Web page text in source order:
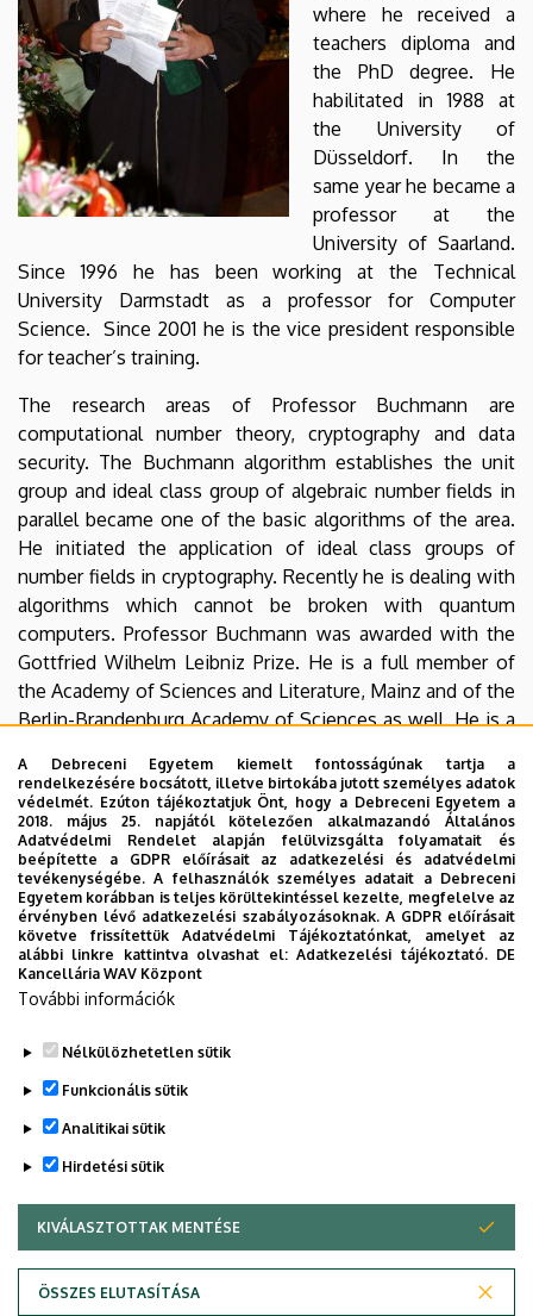
where he received a
teachers diploma and
the PhD degree. He
habilitated in 1988 at
the University of
Düsseldorf. In the
same year he became a
professor at the
University of Saarland.
Since 1996 he has been working at the Technical
University Darmstadt as a professor for Computer
Science. Since 2001 he is the vice president responsible
for teacher’s training.
The research areas of Professor Buchmann are
computational number theory, cryptography and data
security. The Buchmann algorithm establishes the unit
group and ideal class group of algebraic number fields in
parallel became one of the basic algorithms of the area.
He initiated the application of ideal class groups of
number fields in cryptography. Recently he is dealing with
algorithms which cannot be broken with quantum
computers. Professor Buchmann was awarded with the
Gottfried Wilhelm Leibniz Prize. He is a full member of
the Academy of Sciences and Literature, Mainz and of the
Berlin-Brandenburg Academy of Sciences as well. He is a
the advisory boards of scientific institutes.
Professor Buchmann is not only an excellent researcher,
but also a very impressive teacher. So far 32 PhD
dissertations have been written under his supervision. He
has a long standing cooperation with our university. Attila
Pethő and Kálmán Győry have joint papers with him. He
was an invited speaker at the Colloquium on
Computational Number Theory, which was held in
Legutóbb frissítve: 2021. 08. 18. 13:38
A Debreceni Egyetem kiemelt fontosságúnak tartja a
rendelkezésére bocsátott, illetve birtokába jutott személyes adatok
védelmét. Ezúton tájékoztatjuk Önt, hogy a Debreceni Egyetem a
2018. május 25. napjától kötelezően alkalmazandó Általános
Adatvédelmi Rendelet alapján felülvizsgálta folyamatait és
beépítette a GDPR előírásait az adatkezelési és adatvédelmi
tevékenységébe. A felhasználók személyes adatait a Debreceni
Egyetem korábban is teljes körültekintéssel kezelte, megfelelve az
érvényben lévő adatkezelési szabályozásoknak. A GDPR előírásait
követve frissítettük Adatvédelmi Tájékoztatónkat, amelyet az
alábbi linkre kattintva olvashat el:Adatkezelési tájékoztató. DE
Kancellária WAV Központ
További információk
Nélkülözhetetlen sütik
Funkcionális sütik
Analitikai sütik
Hirdetési sütik
KIVÁLASZTOTTAK MENTÉSE
ÖSSZES ELUTASÍTÁSA
WITHDRAW CONSENT